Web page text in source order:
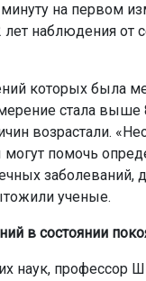
на первом
наблюдения от
которых была
стала
возрастали.
могут помочь
заболеваний,
ученые.
в состоянии
наук, профессор